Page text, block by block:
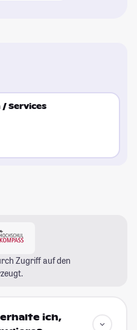
Services
Zugriff auf den
ich,